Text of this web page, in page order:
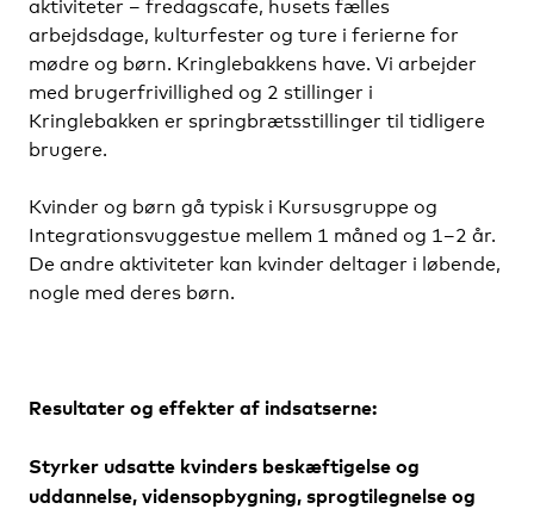
aktiviteter – fredagscafe, husets fælles
arbejdsdage, kulturfester og ture i ferierne for
mødre og børn. Kringlebakkens have. Vi arbejder
med brugerfrivillighed og 2 stillinger i
Kringlebakken er springbrætsstillinger til tidligere
brugere.
Kvinder og børn gå typisk i Kursusgruppe og
Integrationsvuggestue mellem 1 måned og 1–2 år.
De andre aktiviteter kan kvinder deltager i løbende,
nogle med deres børn.
Resultater og effekter af indsatserne:
Styrker udsatte kvinders beskæftigelse og
uddannelse, vidensopbygning, sprogtilegnelse og